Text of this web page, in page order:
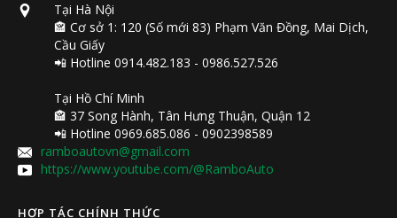
Tại Hà Nội
🏤 Cơ sở 1: 120 (Số mới 83) Phạm Văn Đồng, Mai Dịch,
Cầu Giấy
📲 Hotline 0914.482.183 - 0986.527.526
Tại Hồ Chí Minh
🏤 37 Song Hành, Tân Hưng Thuận, Quận 12
📲 Hotline 0969.685.086 - 0902398589
ramboautovn@gmail.com
https://www.youtube.com/@RamboAuto
HỢP TÁC CHÍNH THỨC